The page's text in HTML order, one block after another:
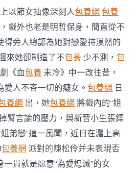
姐
弟
戀
風
聞
戲
內
戲
外
皆
“為
愛
熄
滅”〉
中
以節女抽像深刻人包養網 包養
戲外也老是明哲保身，簡直從不
得旁人總認為她對戀愛持漠然的
來她卻制造了不包養 少不測，包
《血包養 未冷》中一改往昔，
愛人不吝一切的癡女。包養網 日
養網 出，她包養網 將戲內的“姐
臂言論的壓力，與新晉小生張鐸
弟戀”這一風聞，近日在滬上高
包養網 派對的陳松伶并未表現否
貫就是愿意“為愛熄滅”的女